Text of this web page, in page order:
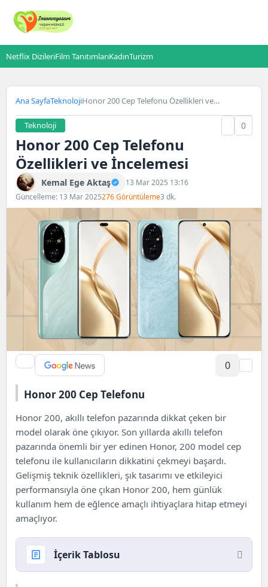
Netflix DizileriFilm TanıtımlarıKadınTurizm
Ana SayfaTeknolojiHonor 200 Cep Telefonu Özellikleri ve
Teknoloji
0
Honor 200 Cep Telefonu
Özellikleri ve İncelemesi
Kemal Ege Aktaş
13 Mar 2025 13:16
Güncelleme: 13 Mar 2025276 Görüntüleme3 dk.
0
Honor 200 Cep Telefonu
Honor 200, akıllı telefon pazarında dikkat çeken bir
model olarak öne çıkıyor. Son yıllarda akıllı telefon
pazarında önemli bir yer edinen Honor, 200 model cep
telefonu ile kullanıcıların dikkatini çekmeyi başardı.
Gelişmiş teknik özellikleri, şık tasarımı ve etkileyici
performansıyla öne çıkan Honor 200, hem günlük
kullanım hem de eğlence amaçlı ihtiyaçlara hitap etmeyi
amaçlıyor.
İçerik Tablosu